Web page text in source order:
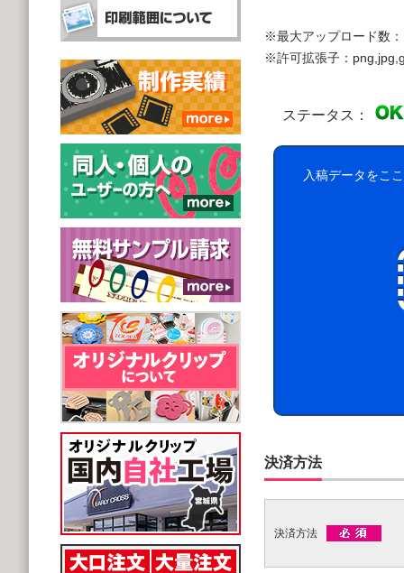
※最大アップロード数
※許可拡張子：
ステータス：
入稿データをこ
決済方法
決済方法